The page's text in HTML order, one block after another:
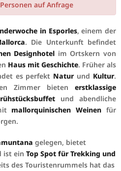
auf Anfrage
in Esporles, einem der
. Die Unterkunft befindet
Designhotel im Ortskern von
Haus mit Geschichte. Früher als
es perfekt Naturund Kultur.
Zimmer bieten erstklassige
und abendliche
mallorquinischen Weinen für
gelegen, bietet
ist ein Top Spot für Trekking und
des Touristenrummels hat das